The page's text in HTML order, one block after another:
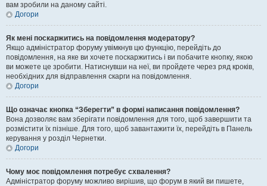
вам зробили на даному сайті.
Догори
Як мені поскаржитись на повідомлення модератору?
Якщо адміністратор форуму увімкнув цю функцію, перейдіть до
повідомлення, на яке ви хочете поскаржитись і ви побачите кнопку, якою
ви можете це зробити. Натиснувши на неї, ви пройдете через ряд кроків,
необхідних для відправлення скарги на повідомлення.
Догори
Що означає кнопка “Зберегти” в формі написання повідомлення?
Вона дозволяє вам зберігати повідомлення для того, щоб завершити та
розмістити їх пізніше. Для того, щоб завантажити їх, перейдіть в Панель
керування у розділ Чернетки.
Догори
Чому моє повідомлення потребує схвалення?
Адміністратор форуму можливо вирішив, що форум в який ви пишете,